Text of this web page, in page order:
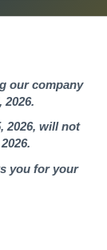
our company
2026.
2026, will not
you for your